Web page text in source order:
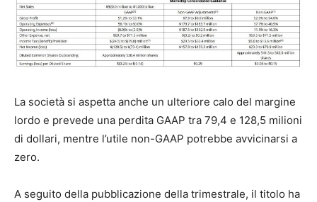
La società si aspetta anche un ulteriore calo del margine
lordo e prevede una perdita GAAP tra 79,4 e 128,5 milioni
di dollari, mentre l’utile non-GAAP potrebbe avvicinarsi a
zero.
A seguito della pubblicazione della trimestrale, il titolo ha